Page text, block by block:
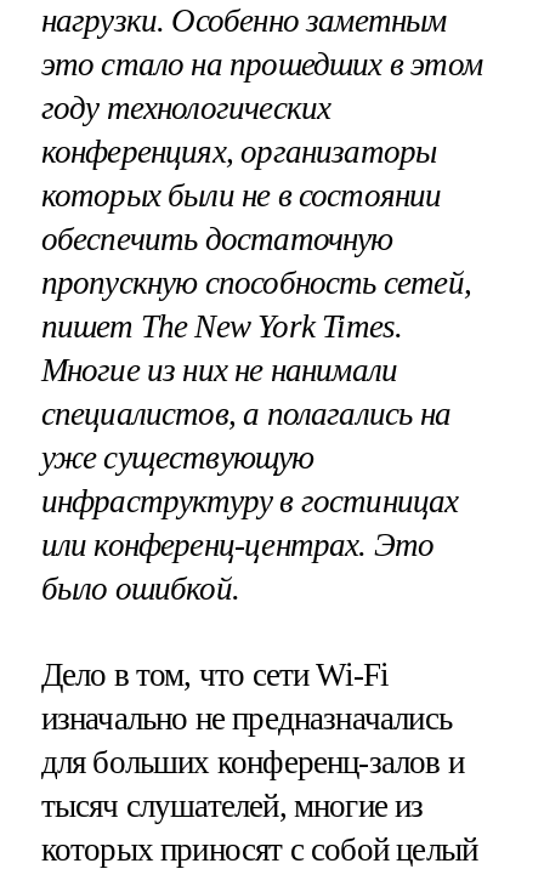
нагрузки. Особенно заметным
это стало на прошедших в этом
году технологических
конференциях, организаторы
которых были не в состоянии
обеспечить достаточную
пропускную способность сетей,
пишет The New York Times.
Многие из них не нанимали
специалистов, а полагались на
уже существующую
инфраструктуру в гостиницах
или конференц-центрах. Это
было ошибкой.
Дело в том, что сети Wi-Fi
изначально не предназначались
для больших конференц-залов и
тысяч слушателей, многие из
которых приносят с собой целый